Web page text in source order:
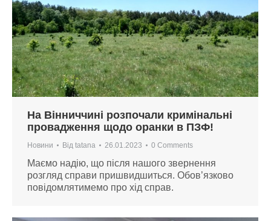
На Вінниччині розпочали кримінальні
провадження щодо оранки в ПЗФ!
Новини Від tatana 26.01.2023 0 Comments
Маємо надію, що після нашого звернення
розгляд справи пришвидшиться. Обов’язково
повідомлятимемо про хід справ.